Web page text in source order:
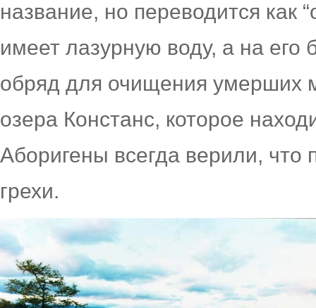
название, но переводится как
имеет лазурную воду, а на его
обряд для очищения
озера Констанс, которое
Аборигены всегда верили, что
грехи.